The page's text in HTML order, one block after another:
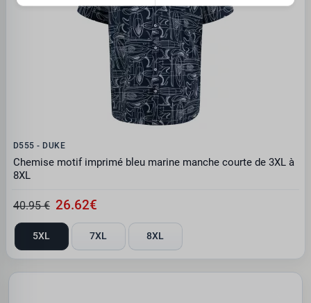
D555 - DUKE
Chemise motif imprimé bleu marine manche courte de 3XL à
8XL
40.95 € 26.62€
5XL 7XL 8XL